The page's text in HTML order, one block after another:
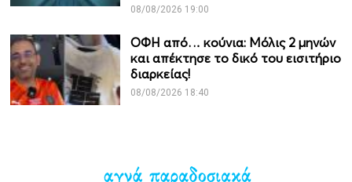
08/08/2026 19:00
ΟΦΗ από… κούνια: Μόλις 2 μηνών
και απέκτησε το δικό του εισιτήριο
διαρκείας!
08/08/2026 18:40